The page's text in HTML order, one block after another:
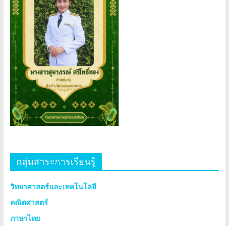
กลุ่มสาระการเรียนรู้
วิทยาศาสตร์และเทคโนโลยี
คณิตศาสตร์
ภาษาไทย